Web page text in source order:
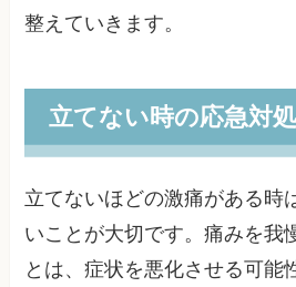
整えていきます。
立てない時の応急対
立てないほどの激痛がある時
いことが大切です。痛みを我
とは、症状を悪化させる可能